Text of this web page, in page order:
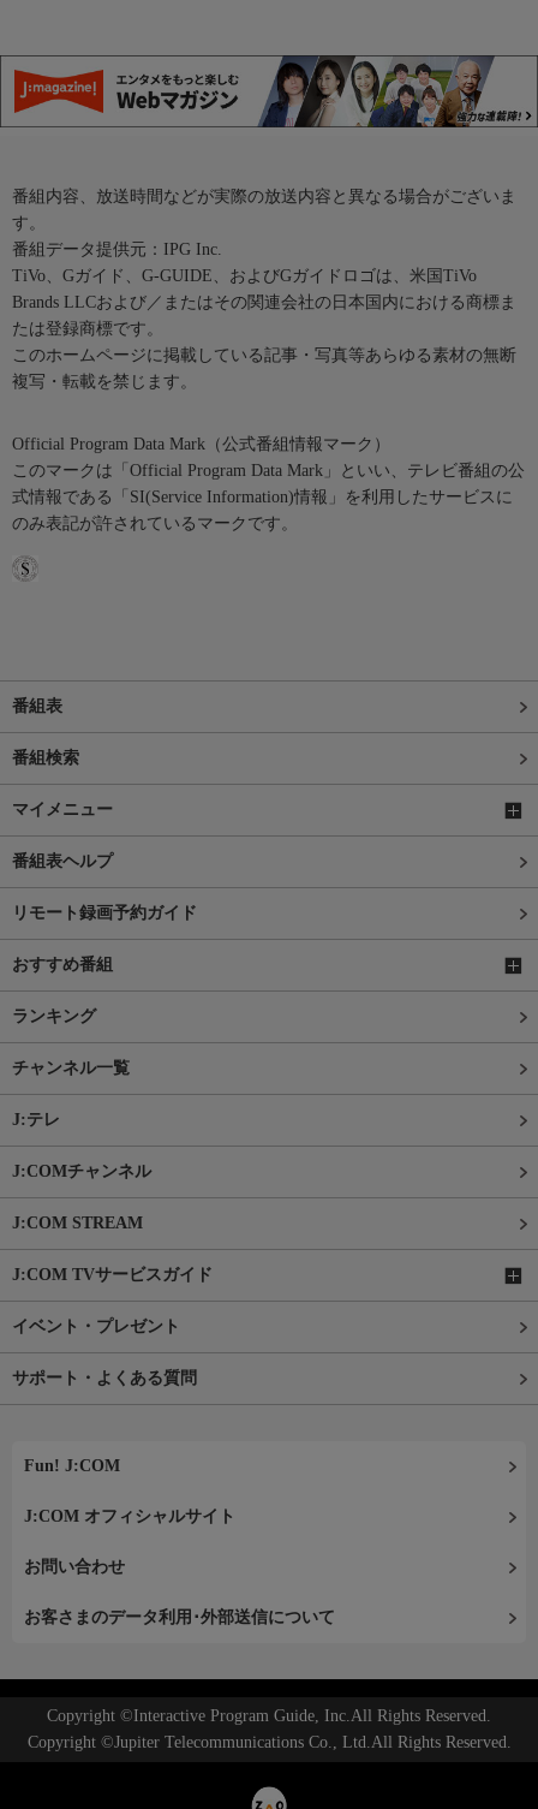
番組内容、放送時間などが実際の放送内容と異なる場合がございま
す。
番組データ提供元：IPG Inc.
TiVo、Gガイド、G-GUIDE、およびGガイドロゴは、米国TiVo
Brands LLCおよび／またはその関連会社の日本国内における商標ま
たは登録商標です。
このホームページに掲載している記事・写真等あらゆる素材の無断
複写・転載を禁じます。
Official Program Data Mark（公式番組情報マーク）
このマークは「Official Program Data Mark」といい、テレビ番組の公
式情報である「SI(Service Information)情報」を利用したサービスに
のみ表記が許されているマークです。
番組表
番組検索
マイメニュー
番組表ヘルプ
リモート録画予約ガイド
おすすめ番組
ランキング
チャンネル一覧
J:テレ
J:COMチャンネル
J:COM STREAM
J:COM TVサービスガイド
イベント・プレゼント
サポート・よくある質問
Fun! J:COM
J:COM オフィシャルサイト
お問い合わせ
お客さまのデータ利用･外部送信について
Copyright ©Interactive Program Guide, Inc.All Rights Reserved.
Copyright ©Jupiter Telecommunications Co., Ltd.All Rights Reserved.